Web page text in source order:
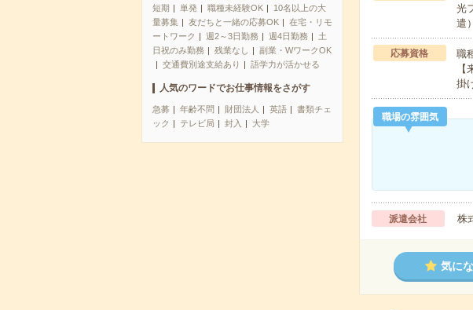
短期 単発 職種未経験OK
10名以上の大
量募集
友だちと一緒の応募OK
在宅・リモ
ートワーク
週2～3日勤務 週4日勤務
土
日祝のみ勤務
残業なし
副業・WワークOK
交通費別途支給あり
語学力が活かせる
人気のワードでお仕事情報をさがす
急募 年齢不問 財団法人 英語
書類チェ
ック
テレビ局 封入 大学
光
遣
応募資格
職
掛
職場の雰囲気
派遣会社 株
気に